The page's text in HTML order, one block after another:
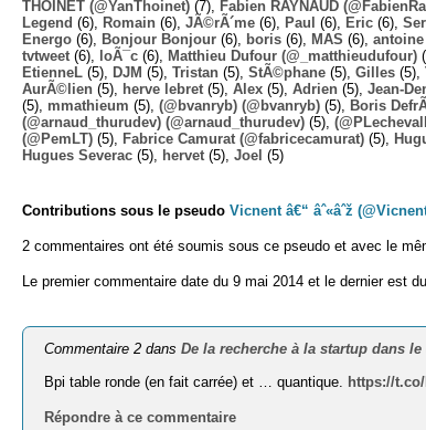
THOINET (@YanThoinet) (7), Fabien RAYNAUD
Legend (6), Romain (6), JÃ©rÃ´me (6), Paul (6), Eric (6),
Energo (6), Bonjour Bonjour (6), boris (6), MAS (6), antoine
tvtweet (6), loÃ¯c (6), Matthieu Dufour (@_matthieudufour)
EtienneL (5), DJM (5), Tristan (5), StÃ©phane (5), Gilles (5),
AurÃ©lien (5), herve lebret (5), Alex (5), Adrien (5), Jean-
(5), mmathieum (5), (@bvanryb) (@bvanryb) (5), Boris
(@arnaud_thurudev) (@arnaud_thurudev) (5),
(@PemLT) (5), Fabrice Camurat (@fabricecamurat) (5),
Hugues Severac (5), hervet (5), Joel (5)
Contributions sous le pseudo Vicnent â€“ âˆ«âˆž
2 commentaires ont été soumis sous ce pseudo et avec le
Le premier commentaire date du 9 mai 2014 et le dernier est
Commentaire 2 dansDe la recherche à la startup dans
Bpi table ronde (en fait carrée) et … quantique. https://
Répondre à ce commentaire